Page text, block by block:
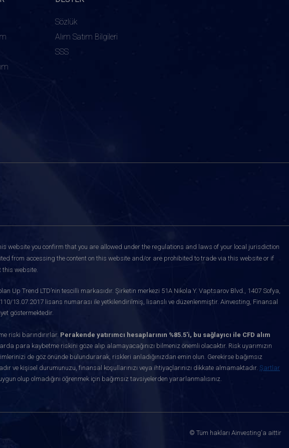
Sözlük
Alım Satım Bilgileri
SSS
website you confirm that you are allowed under the regulations and laws of your local jurisdiction
from accessing the content on this website and/or are prohibited to trade via this website or if
this website.
Up Trend LTD’nin tescilli markasıdır. Şirketin merkezi 51A Nikola Y. Vaptsarov Blvd., 1407 Sofya,
13.07.2017 lisans numarası ile yetkilendirilmiş, lisanslı ve düzenlenmiştir. Ainvesting, Finansal
göstermektedir.
riski barındırırlar. Perakende yatırımcı hesaplarının %85.5'i, bu sağlayıcı ile CFD alım
para kaybetme riskini göze alıp alamayacağınızı bilmeniz önemli olacaktır. Risk uyarımızın
de göz önünde bulundurarak, riskleri anladığınızdan emin olun. Gerekirse bağımsız
ve kişisel durumunuzu, finansal koşullarınızı veya ihtiyaçlarınızı dikkate almamaktadır. Şartlar
olup olmadığını öğrenmek için bağımsız tavsiyelerden yararlanmalısınız.
© Tüm hakları Ainvesting'a aittir